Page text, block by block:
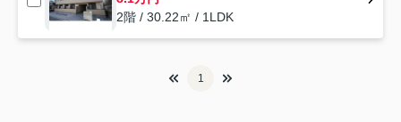
2階 / 30.22㎡ / 1LDK
1